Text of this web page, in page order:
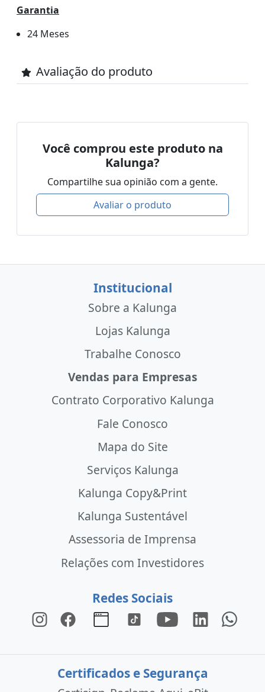
Garantia
24 Meses
Avaliação do produto
Você comprou este produto na
Kalunga?
Compartilhe sua opinião com a gente.
Avaliar o produto
Institucional
Sobre a Kalunga
Lojas Kalunga
Trabalhe Conosco
Vendas para Empresas
Contrato Corporativo Kalunga
Fale Conosco
Mapa do Site
Serviços Kalunga
Kalunga Copy&Print
Kalunga Sustentável
Assessoria de Imprensa
Relações com Investidores
Redes Sociais
Certificados e Segurança